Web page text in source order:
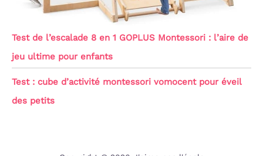
Test de l’escalade 8 en 1 GOPLUS Montessori : l’aire de
jeu ultime pour enfants
Test : cube d’activité montessori vomocent pour éveil
des petits